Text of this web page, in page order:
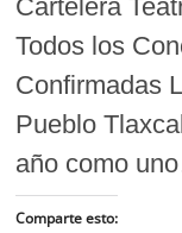
Cartelera
Todos los
Confirmadas
Pueblo
año como
Comparte esto: